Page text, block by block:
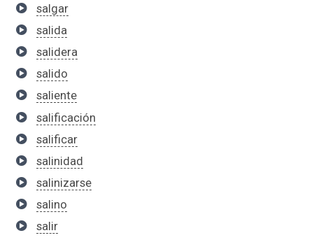
salgar
salida
salidera
salido
saliente
salificación
salificar
salinidad
salinizarse
salino
salir